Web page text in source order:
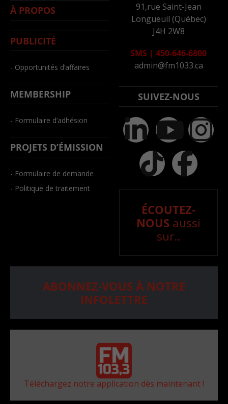
À PROPOS
PUBLICITÉ
- Opportunités d’affaires
MEMBERSHIP
- Formulaire d’adhésion
PROJETS D’ÉMISSION
- Formulaire de demande
- Politique de traitement
91,rue Saint-Jean
Longueuil (Québec)
J4H 2W8
SMS | 450-646-6800
admin@fm1033.ca
SUIVEZ-NOUS
ÉCOUTEZ-
NOUS aussi
sur..
ABONNEZ-VOUS À NOTRE
INFOLETTRE
Téléchargez notre application dès maintenant !